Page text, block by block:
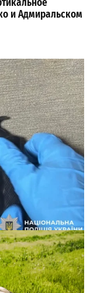
и Адмиральском
ТЦК: есть